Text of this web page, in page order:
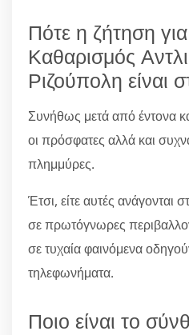
Πότε η ζήτηση
Καθαρισμός
Ριζούπολη είναι
Συνήθως μετά από έντονα
οι πρόσφατες αλλά και
πλημμύρες.
Έτσι, είτε αυτές ανάγονται
σε πρωτόγνωρες
σε τυχαία φαινόμενα
τηλεφωνήματα.
Ποιο είναι το